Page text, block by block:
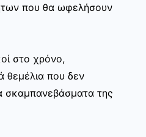
που θα ωφελήσουν
στο χρόνο,
θεμέλια που δεν
σκαμπανεβάσματα της